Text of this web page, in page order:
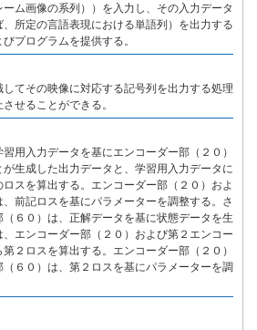
ム画像の系列））を入力し、その入力データ
所定の言語表現における単語列）を出力する
プログラムを提供する。
てその映像に対応する記号列を出力する処理
せることができる。
用入力データを基にエンコーダー部（２０）
生成した出力データと、学習用入力データに
スを算出する。エンコーダー部（２０）およ
前記ロスを基にパラメーターを調整する。さ
６０）は、正解データを基に状態データを生
エンコーダー部（２０）および第２エンコー
２ロスを算出する。エンコーダー部（２０）
６０）は、第２ロスを基にパラメーターを調